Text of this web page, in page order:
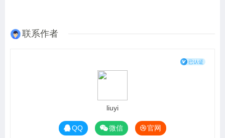
联系作者
liuyi
QQ 微信 官网